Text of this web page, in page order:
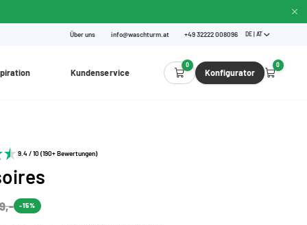
Über uns info@waschturm.at +49 32222 008096 DE | AT
Kundenservice
0
Konfigurator
0
9.4 / 10 (190+ Bewertungen)
-15%